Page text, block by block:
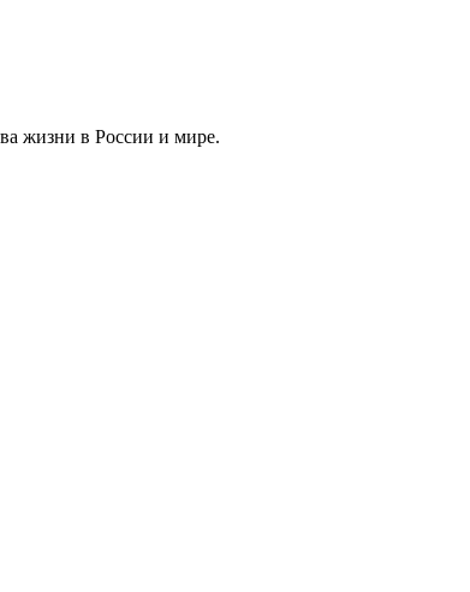
жизни в России и мире.